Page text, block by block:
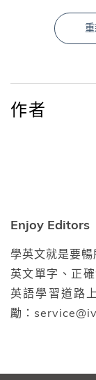
作者
Enjoy Editors
學英文就是要
英文單字、正
英語學習道路
勵：